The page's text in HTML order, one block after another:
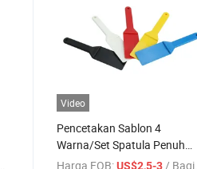
Video
Pencetakan Sablon 4
Warna/Set Spatula Penuh
Pisau Plastik untuk
Harga FOB: US$2,5-3/ Bagian